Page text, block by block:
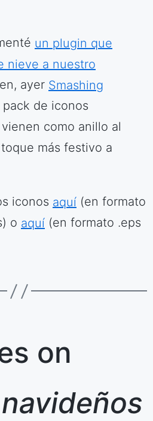
un plugin que
nieve a nuestro
ayer Smashing
de iconos
como anillo al
más festivo a
iconos aquí (en formato
o aquí (en formato .eps
on